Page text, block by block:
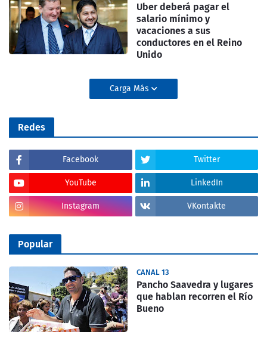
Uber deberá pagar el
salario mínimo y
vacaciones a sus
conductores en el Reino
Unido
Carga Más
Redes
Facebook Twitter
YouTube LinkedIn
Instagram VKontakte
Popular
CANAL 13
Pancho Saavedra y lugares
que hablan recorren el Río
Bueno